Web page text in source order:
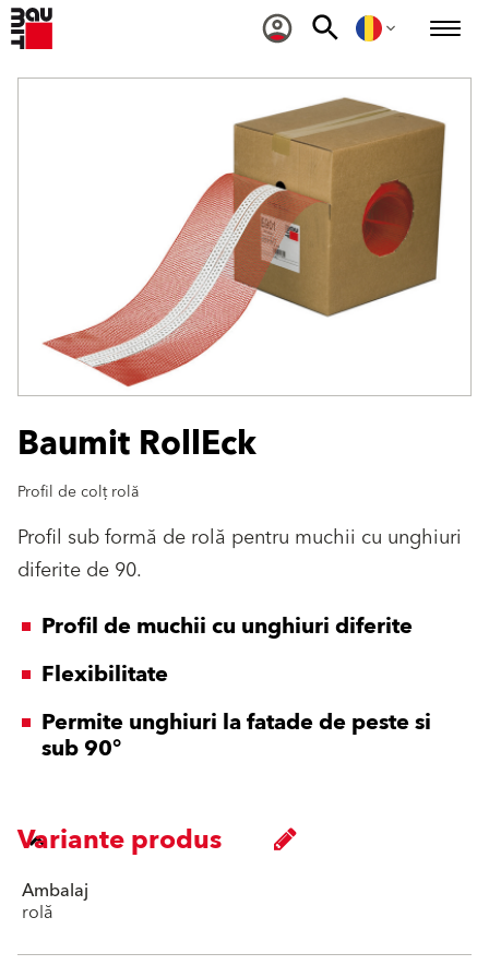
Baumit RollEck
Profil de colț rolă
Profil sub formă de rolă pentru muchii cu unghiuri
diferite de 90.
Profil de muchii cu unghiuri diferite
Flexibilitate
Permite unghiuri la fatade de peste si
sub 90°
Variante produs
Ambalaj
rolă